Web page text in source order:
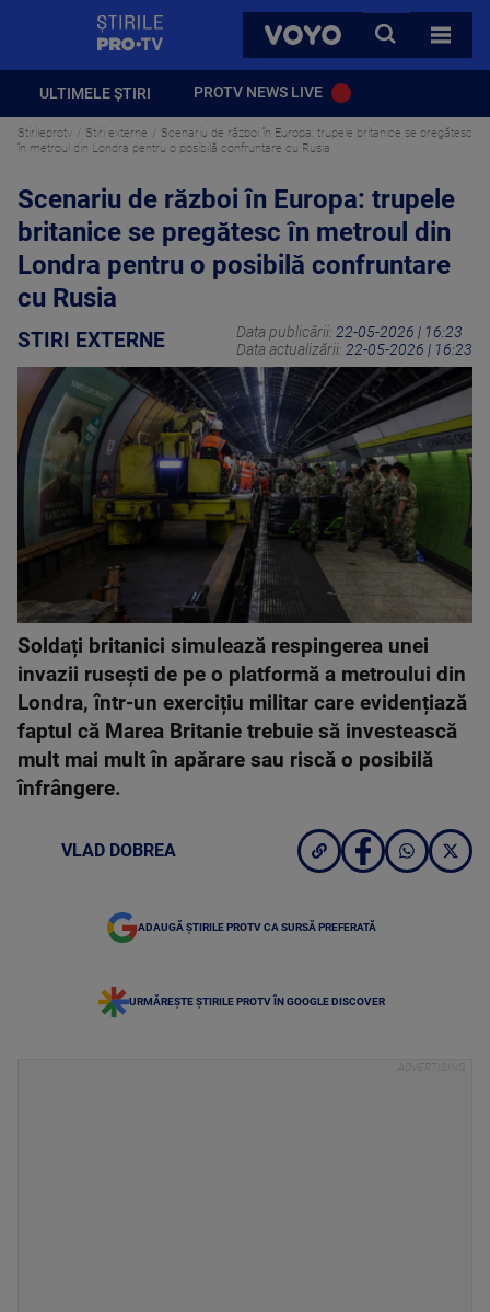
VOYO
CAUTA
TOATE
ULTIMELE ȘTIRI PROTV NEWS LIVE
Stirileprotv Stiri externe
Scenariu de război în Europa: trupele britanice se pregătesc
în metroul din Londra pentru o posibilă confruntare cu Rusia
Scenariu de război în Europa: trupele
britanice se pregătesc în metroul din
Londra pentru o posibilă confruntare
cu Rusia
STIRI EXTERNE Data publicării: 22-05-2026 | 16:23
Data actualizării: 22-05-2026 | 16:23
Soldați britanici simulează respingerea unei
invazii rusești de pe o platformă a metroului din
Londra, într-un exercițiu militar care evidențiază
faptul că Marea Britanie trebuie să investească
mult mai mult în apărare sau riscă o posibilă
înfrângere.
VLAD DOBREA
ADAUGĂ ȘTIRILE PROTV CA SURSĂ PREFERATĂ
URMĂREȘTE ȘTIRILE PROTV ÎN GOOGLE DISCOVER